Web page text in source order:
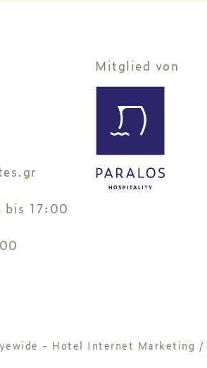
17:00
Mitglied von
- Hotel Internet Marketing /